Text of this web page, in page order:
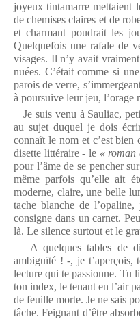
joyeux tintamarre mettaient
de chemises claires et de
et charmant poudrait les
Quelquefois une rafale de
visages. Il n’y avait
nuées. C’était comme si
parois de verre,
à poursuive leur jeu, l’orage
Je suis venu à Sauliac,
au sujet duquel je dois
connaît le nom et c’est
disette littéraire - le « roman
pour l’âme de se pencher
même parfois qu’elle ait
moderne, claire, une belle
tache blanche de
consigne dans un carnet.
là. Le silence surtout et le
A quelques tables de
ambiguïté ! -, je t’aperçois,
lecture qui te passionne. Tu
ton index, le tenant en l’air
de feuille morte. Je ne sais
tâche. Feignant d’être